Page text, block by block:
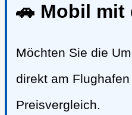
🚗 Mobil mit
Möchten Sie die
direkt am
Preisvergleich.